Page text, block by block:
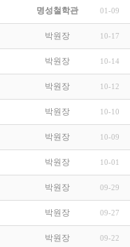
명성철학관 01-09
박원장 10-17
박원장 10-14
박원장 10-12
박원장 10-10
박원장 10-09
박원장 10-01
박원장 09-29
박원장 09-27
박원장 09-22